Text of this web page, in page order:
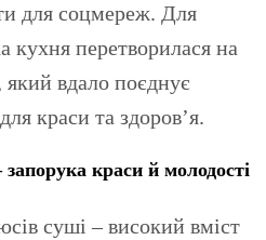
для соцмереж. Для
кухня перетворилася на
вдало поєднує
краси та здоров’я.
краси й молодості
суші – високий вміст